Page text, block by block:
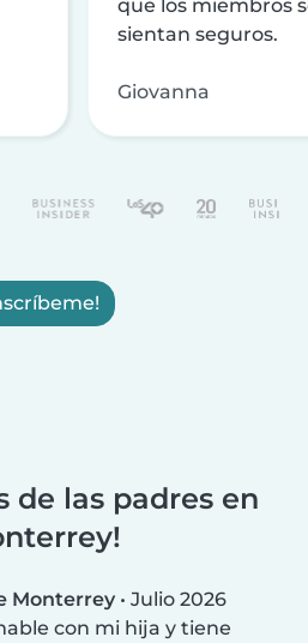
que los miembros
sientan seguros.
Giovanna
de las padres en
Monterrey • Julio 2026
con mi hija y tiene